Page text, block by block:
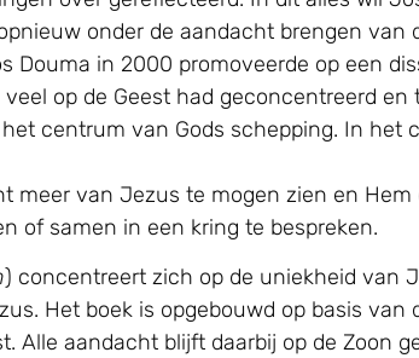
onder de aandacht brengen
Douma in 2000 promoveerde op een
op de Geest had geconcentreerd en
centrum van Gods schepping. In
meer van Jezus te mogen zien en
of samen in een kring te bespreken.
) concentreert zich op de uniekheid van
Het boek is opgebouwd op basis
Alle aandacht blijft daarbij op de Zoon